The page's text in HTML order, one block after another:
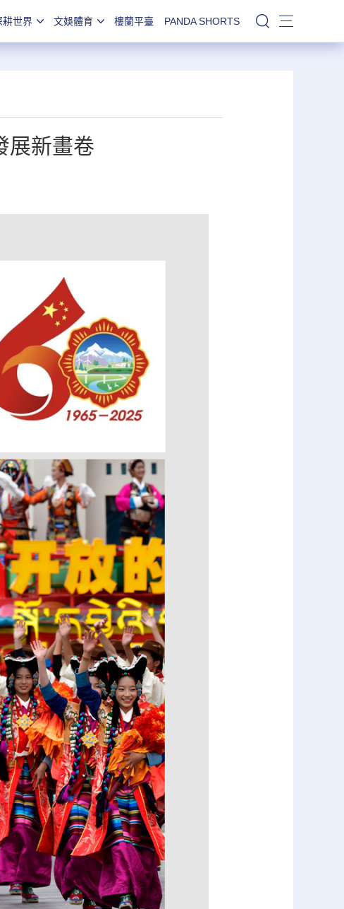
耕世界 文娛體育 樓蘭平臺 PANDA SHORTS 站內搜索
展新畫卷